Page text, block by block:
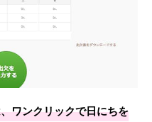
ワンクリックで日にちを